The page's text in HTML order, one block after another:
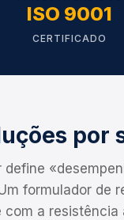
ISO 9001
CERTIFICADO
por
define
formulador de
com a resistência